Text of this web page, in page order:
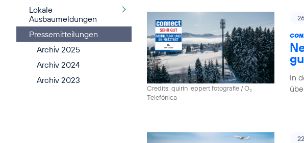
Lokale
Ausbaumeldungen
Pressemitteilungen
Archiv 2025
Archiv 2024
Archiv 2023
Credits: quirin leppert fotografie / O2
Telefónica
In